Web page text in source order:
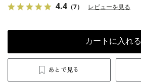
4.4 （7） レビューを見る
カートに入れる
あとで見る